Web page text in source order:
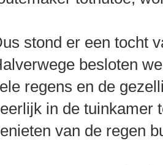
stond er een tocht
besloten
regens en de
in de tuinkamer
van de regen